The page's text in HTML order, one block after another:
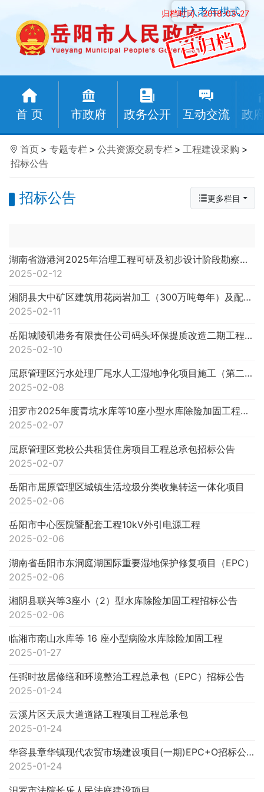
归档时间：2018-03-27
首 页 市政府 政务公开 互动交流 政
进入老年模式
首页 > 专题专栏 > 公共资源交易专栏 > 工程建设采购 >
招标公告
招标公告 更多栏目
湖南省游港河2025年治理工程可研及初步设计阶段勘察设计
2025-02-12
湘阴县大中矿区建筑用花岗岩加工（300万吨每年）及配套设施建设项目(厂区建设工程）
2025-02-11
岳阳城陵矶港务有限责任公司码头环保提质改造二期工程11#泊位及后方堆场改造趸船设备采购（第二次）招标公告
2025-02-10
屈原管理区污水处理厂尾水人工湿地净化项目施工（第二次）招标公告
2025-02-08
汨罗市2025年度青坑水库等10座小型水库除险加固工程总承包
2025-02-07
屈原管理区党校公共租赁住房项目工程总承包招标公告
2025-02-07
岳阳市屈原管理区城镇生活垃圾分类收集转运一体化项目
2025-02-06
岳阳市中心医院暨配套工程10kV外引电源工程
2025-02-06
湖南省岳阳市东洞庭湖国际重要湿地保护修复项目（EPC）
2025-02-06
湘阴县联兴等3座小（2）型水库除险加固工程招标公告
2025-02-06
临湘市南山水库等 16 座小型病险水库除险加固工程
2025-01-27
任弼时故居修缮和环境整治工程总承包（EPC）招标公告
2025-01-24
云溪片区天辰大道道路工程项目工程总承包
2025-01-24
华容县章华镇现代农贸市场建设项目(一期)EPC+O招标公告
2025-01-24